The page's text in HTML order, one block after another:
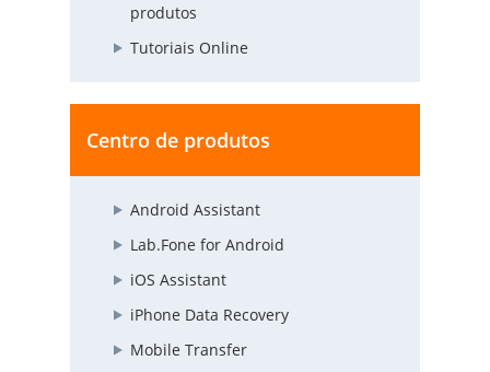
produtos
Tutoriais Online
Centro de produtos
Android Assistant
Lab.Fone for Android
iOS Assistant
iPhone Data Recovery
Mobile Transfer